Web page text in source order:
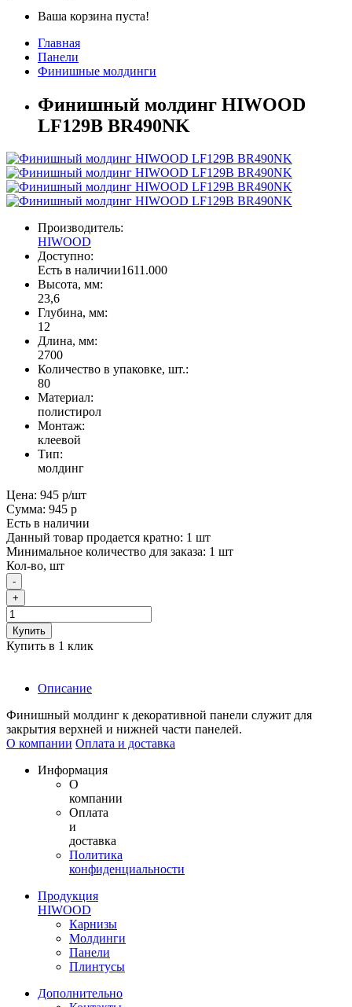
Ваша корзина пуста!
Главная
Панели
Финишные молдинги
Финишный молдинг HIWOOD
LF129B BR490NK
Производитель:
HIWOOD
Доступно:
Есть в наличии1611.000
Высота, мм:
23,6
Глубина, мм:
12
Длина, мм:
2700
Количество в упаковке, шт.:
80
Материал:
полистирол
Монтаж:
клеевой
Тип:
молдинг
Цена: 945 р/шт
Сумма: 945 р
Есть в наличии
Данный товар продается кратно: 1 шт
Минимальное количество для заказа: 1 шт
Кол-во, шт
-
+
Купить
Купить в 1 клик
Описание
Финишный молдинг к декоративной панели служит для
закрытия верхней и нижней части панелей.
О компании Оплата и доставка
Информация
О
компании
Оплата
и
доставка
Политика
конфиденциальности
Продукция
HIWOOD
Карнизы
Молдинги
Панели
Плинтусы
Дополнительно